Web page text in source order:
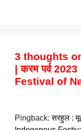
3 thoughts on
| करम पर्व
Festival of
Pingback:सरहुल :